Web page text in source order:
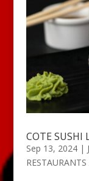
COTE SUSHI
Sep 13, 2024|